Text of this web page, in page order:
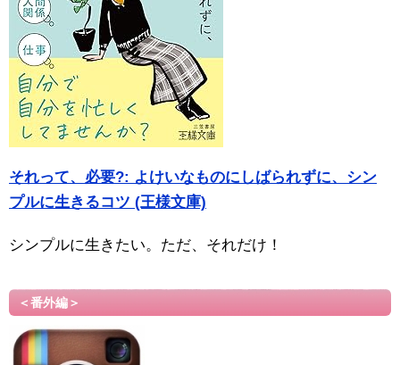
それって、必要?: よけいなものにしばられずに、シン
プルに生きるコツ (王様文庫)
シンプルに生きたい。ただ、それだけ！
＜番外編＞